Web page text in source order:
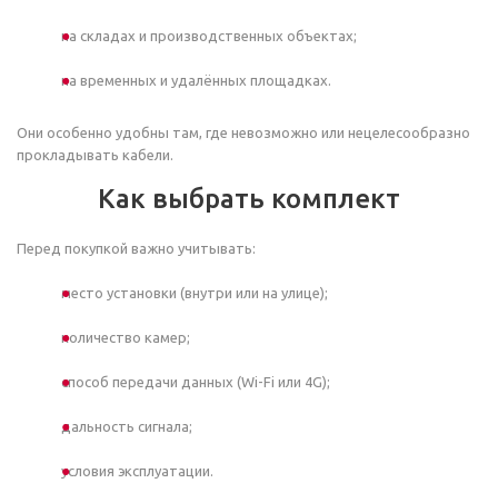
на складах и производственных объектах;
на временных и удалённых площадках.
Они особенно удобны там, где невозможно или нецелесообразно
прокладывать кабели.
Как выбрать комплект
Перед покупкой важно учитывать:
место установки (внутри или на улице);
количество камер;
способ передачи данных (Wi-Fi или 4G);
дальность сигнала;
условия эксплуатации.